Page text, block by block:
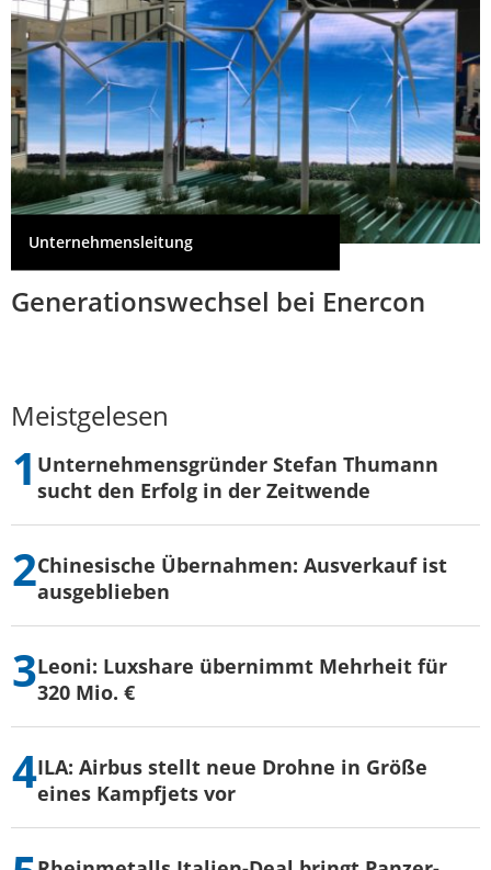
Unternehmensleitung
Generationswechsel bei Enercon
Meistgelesen
Unternehmensgründer Stefan Thumann
sucht den Erfolg in der Zeitwende
Chinesische Übernahmen: Ausverkauf ist
ausgeblieben
Leoni: Luxshare übernimmt Mehrheit für
320 Mio. €
ILA: Airbus stellt neue Drohne in Größe
eines Kampfjets vor